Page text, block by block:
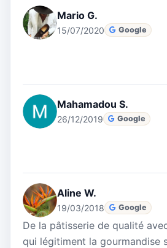
Mario G.
15/07/2020 Google
Mahamadou S.
26/12/2019 Google
Aline W.
19/03/2018 Google
De la pâtisserie de qualité
qui légitiment la gourmandise